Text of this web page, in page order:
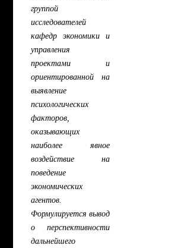
группой
исследователей
кафедр экономики и
управления
проектами и
ориентированной на
выявление
психологических
факторов,
оказывающих
наиболее явное
воздействие на
поведение
экономических
агентов.
Формулируется вывод
о перспективности
дальнейшего